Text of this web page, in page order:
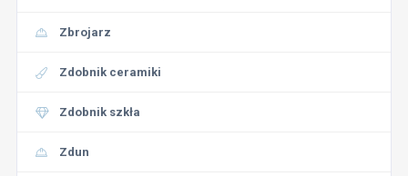
Zbrojarz
Zdobnik ceramiki
Zdobnik szkła
Zdun